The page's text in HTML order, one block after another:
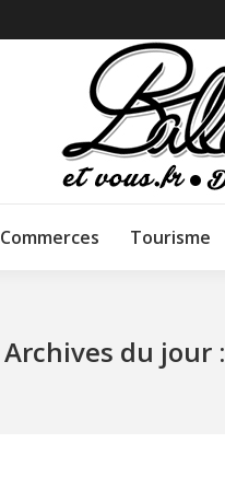
Commerces Tourisme
Archives du jour :